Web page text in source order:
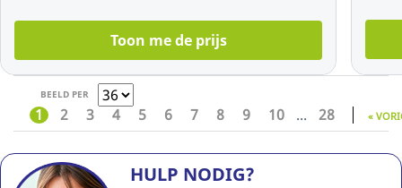
Toon me de prijs
BEELD PER
1 2 3 4 5 6 7 8 9 10 ... 28 «
HULP NODIG?